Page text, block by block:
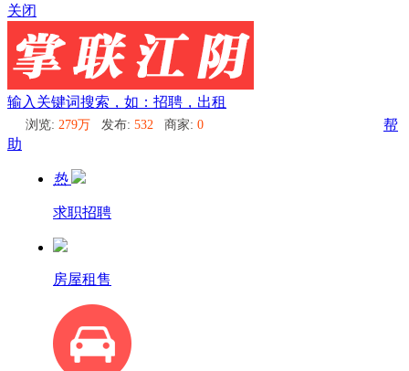
关闭
输入关键词搜索，如：招聘，出租
浏览: 279万 发布: 532 商家: 0
帮
助
热
求职招聘
房屋租售